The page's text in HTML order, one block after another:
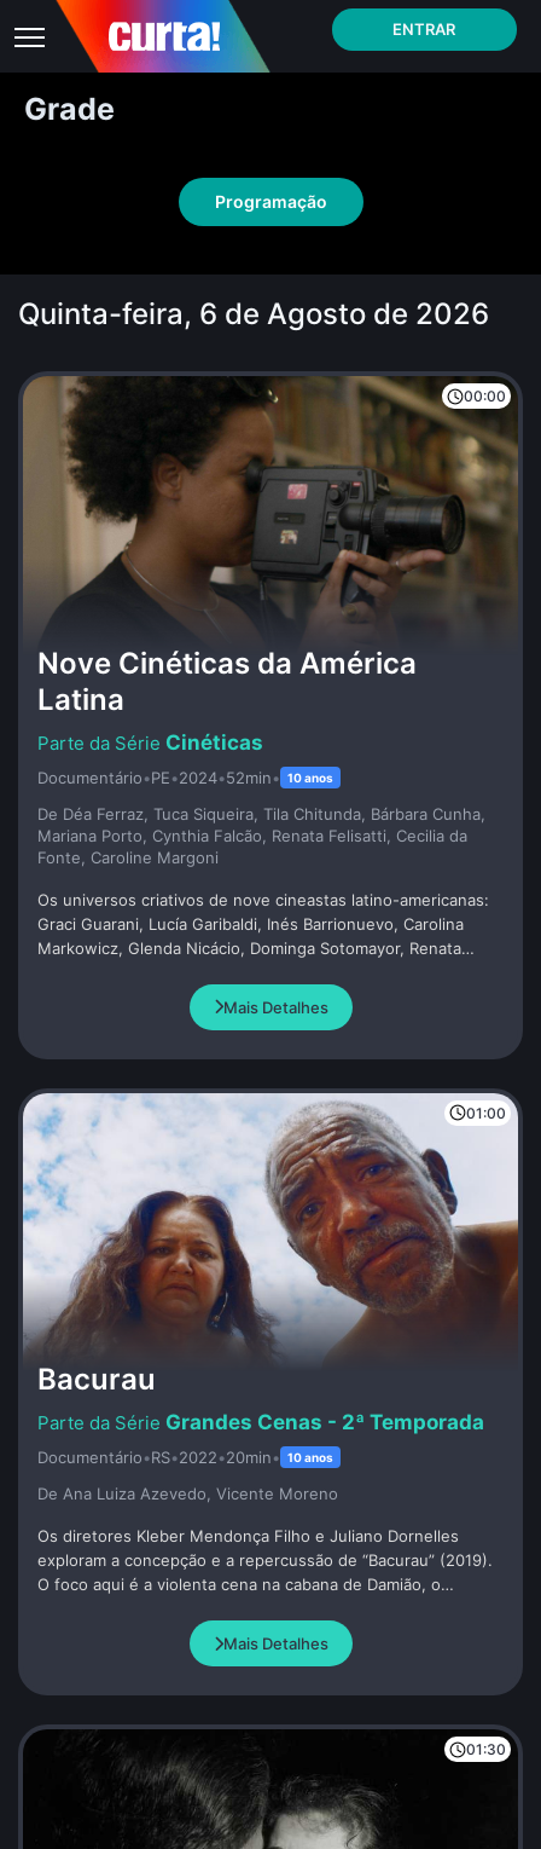
ENTRAR
Grade
Programação
Quinta-feira, 6 de Agosto de 2026
00:00
Nove Cinéticas da América
Latina
Cinéticas
Documentário•PE•2024•52min• 10 anos
De Déa Ferraz, Tuca Siqueira, Tila Chitunda, Bárbara Cunha,
Mariana Porto, Cynthia Falcão, Renata Felisatti, Cecilia da
Fonte, Caroline Margoni
Os universos criativos de nove cineastas latino-americanas:
Graci Guarani, Lucía Garibaldi, Inés Barrionuevo, Carolina
Markowicz, Glenda Nicácio, Dominga Sotomayor, Renata
episódios anteriores, refletimos sobre o papel da mulher no
cinema, suas relações com personagens e os desafios de
Mais Detalhes
01:00
Bacurau
Grandes Cenas - 2ª Temporada
Documentário•RS•2022•20min• 10 anos
De Ana Luiza Azevedo, Vicente Moreno
Os diretores Kleber Mendonça Filho e Juliano Dornelles
exploram a concepção e a repercussão de “Bacurau” (2019).
O foco aqui é a violenta cena na cabana de Damião, o
Mais Detalhes
01:30